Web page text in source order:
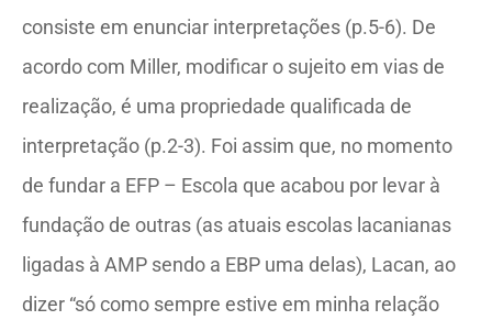
consiste em enunciar interpretações (p.5-6). De
acordo com Miller, modificar o sujeito em vias de
realização, é uma propriedade qualificada de
interpretação (p.2-3). Foi assim que, no momento
de fundar a EFP – Escola que acabou por levar à
fundação de outras (as atuais escolas lacanianas
ligadas à AMP sendo a EBP uma delas), Lacan, ao
dizer “só como sempre estive em minha relação